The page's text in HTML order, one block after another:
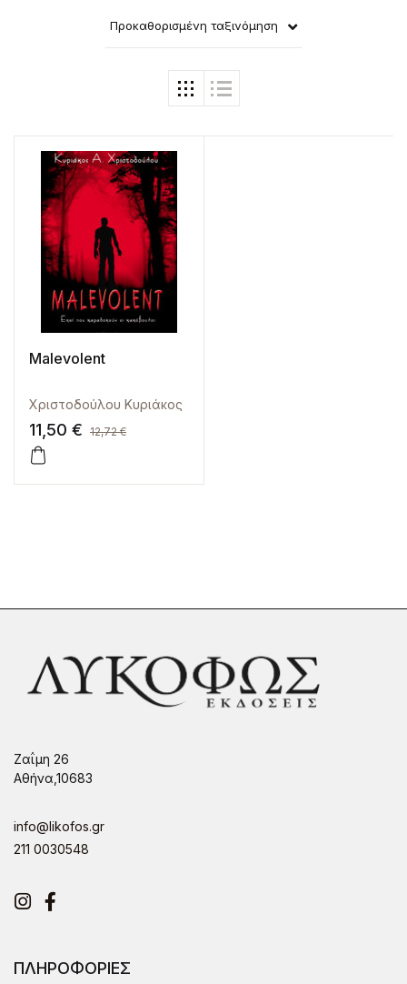
Προκαθορισμένη ταξινόμηση
Malevolent
Χριστοδούλου Κυριάκος
11,50 € 12,72€
Ζαΐμη 26
Αθήνα,10683
info@likofos.gr
211 0030548
Instagram
Facebook
ΠΛΗΡΟΦΟΡΙΕΣ